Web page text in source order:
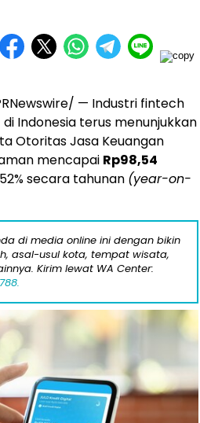
— Industri fintech
Indonesia terus menunjukkan
Otoritas Jasa Keuangan
mencapai Rp98,54
secara tahunan (year-on-
di media online ini dengan bikin
asal-usul kota, tempat wisata,
Kirim lewat WA Center: